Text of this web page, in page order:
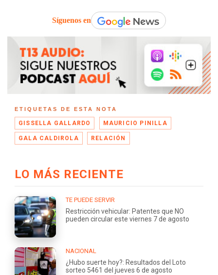
Síguenos en
ETIQUETAS DE ESTA NOTA
GISSELLA GALLARDO MAURICIO PINILLA
GALA CALDIROLA RELACIÓN
LO MÁS RECIENTE
TE PUEDE SERVIR
Restricción vehicular: Patentes que NO
pueden circular este viernes 7 de agosto
NACIONAL
¿Hubo suerte hoy?: Resultados del Loto
sorteo 5461 del jueves 6 de agosto